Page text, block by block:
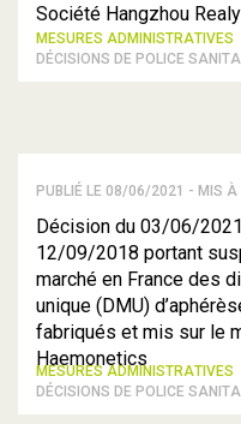
Société Hangzhou
MESURES ADMINISTRATIVES
DÉCISIONS DE POLICE
PUBLIÉ LE 08/06/2021 - MIS
Décision du 03/06/
12/09/2018 portant
marché en France des
unique (DMU)
fabriqués et mis sur le
Haemonetics
MESURES ADMINISTRATIVES
DÉCISIONS DE POLICE